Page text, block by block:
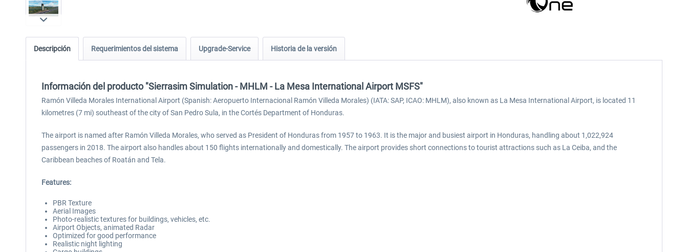
Descripción Requerimientos del sistema Upgrade-Service Historia de la versión
Información del producto "Sierrasim Simulation - MHLM - La Mesa International Airport MSFS"
Ramón Villeda Morales International Airport (Spanish: Aeropuerto Internacional Ramón Villeda Morales) (IATA: SAP, ICAO: MHLM), also known as La Mesa International Airport, is located 11
kilometres (7 mi) southeast of the city of San Pedro Sula, in the Cortés Department of Honduras.
The airport is named after Ramón Villeda Morales, who served as President of Honduras from 1957 to 1963. It is the major and busiest airport in Honduras, handling about 1,022,924
passengers in 2018. The airport also handles about 150 flights internationally and domestically. The airport provides short connections to tourist attractions such as La Ceiba, and the
Caribbean beaches of Roatán and Tela.
Features:
PBR Texture
Aerial Images
Photo-realistic textures for buildings, vehicles, etc.
Airport Objects, animated Radar
Optimized for good performance
Realistic night lighting